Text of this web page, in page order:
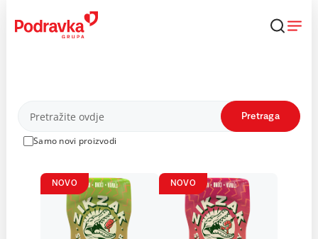
content
Proizvodi
Samo novi proizvodi
Pretraga
NOVO NOVO